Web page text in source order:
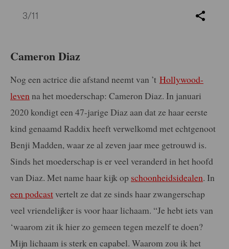
3/11
Cameron Diaz
Nog een actrice die afstand neemt van ’t Hollywood-
levenna het moederschap: Cameron Diaz. In januari
2020 kondigt een 47-jarige Diaz aan dat ze haar eerste
kind genaamd Raddix heeft verwelkomd met echtgenoot
Benji Madden, waar ze al zeven jaar mee getrouwd is.
Sinds het moederschap is er veel veranderd in het hoofd
van Diaz. Met name haar kijk op schoonheidsidealen. In
een podcastvertelt ze dat ze sinds haar zwangerschap
veel vriendelijker is voor haar lichaam. “Je hebt iets van
‘waarom zit ik hier zo gemeen tegen mezelf te doen?
Mijn lichaam is sterk en capabel. Waarom zou ik het